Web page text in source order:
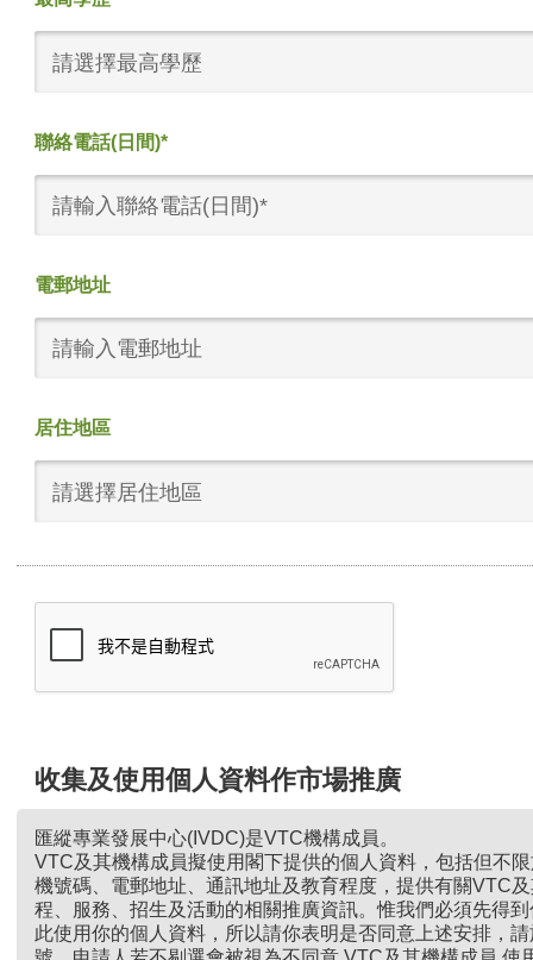
請選擇最高學歷
聯絡電話(日間)*
電郵地址
居住地區
請選擇居住地區
收集及使用個人資料作市場推廣
匯縱專業發展中心(IVDC)是VTC機構成員。
VTC及其機構成員擬使用閣下提供的個人資料，包括但不
機號碼、電郵地址、通訊地址及教育程度，提供有關VTC
程、服務、招生及活動的相關推廣資訊。惟我們必須先得
此使用你的個人資料，所以請你表明是否同意上述安排，